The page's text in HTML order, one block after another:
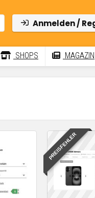
Anmelden /
SHOPS MAGAZIN
PREISFEHLER